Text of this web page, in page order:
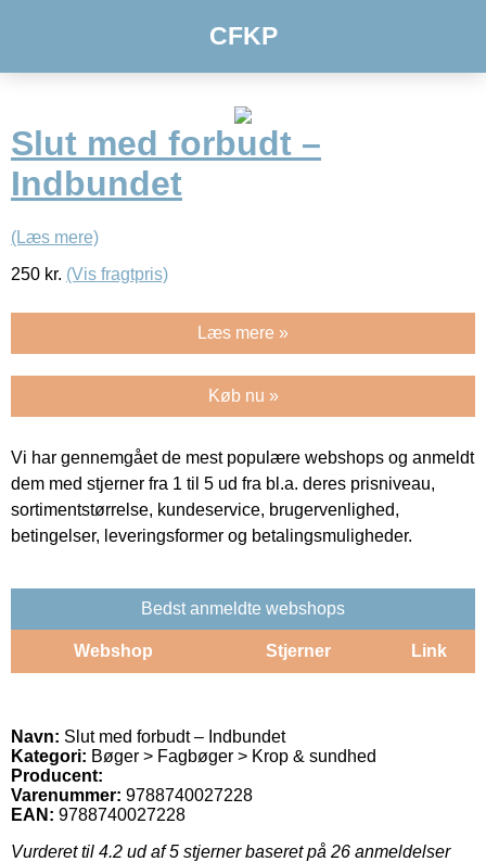
CFKP
Slut med forbudt –
Indbundet
(Læs mere)
250 kr. (Vis fragtpris)
Læs mere »
Køb nu »
Vi har gennemgået de mest populære webshops og anmeldt
dem med stjerner fra 1 til 5 ud fra bl.a. deres prisniveau,
sortimentstørrelse, kundeservice, brugervenlighed,
betingelser, leveringsformer og betalingsmuligheder.
Bedst anmeldte webshops
Webshop Stjerner Link
Navn: Slut med forbudt – Indbundet
Kategori: Bøger > Fagbøger > Krop & sundhed
Producent:
Varenummer: 9788740027228
EAN: 9788740027228
Vurderet til 4.2 ud af 5 stjerner baseret på 26 anmeldelser